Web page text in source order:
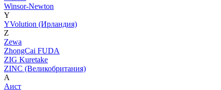
Winsor-Newton
Y
YVolution (Ирландия)
Z
Zewa
ZhongCai FUDA
ZIG Kuretake
ZINC (Великобритания)
А
Аист